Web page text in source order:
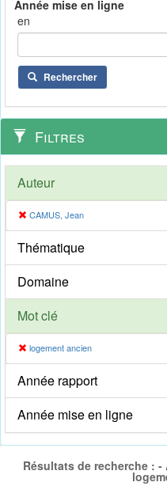
en
Rechercher
Filtres
Auteur
CAMUS, Jean
Thématique
Domaine
Mot clé
logement ancien
Année rapport
Année mise en ligne
Résultats de recherche : -